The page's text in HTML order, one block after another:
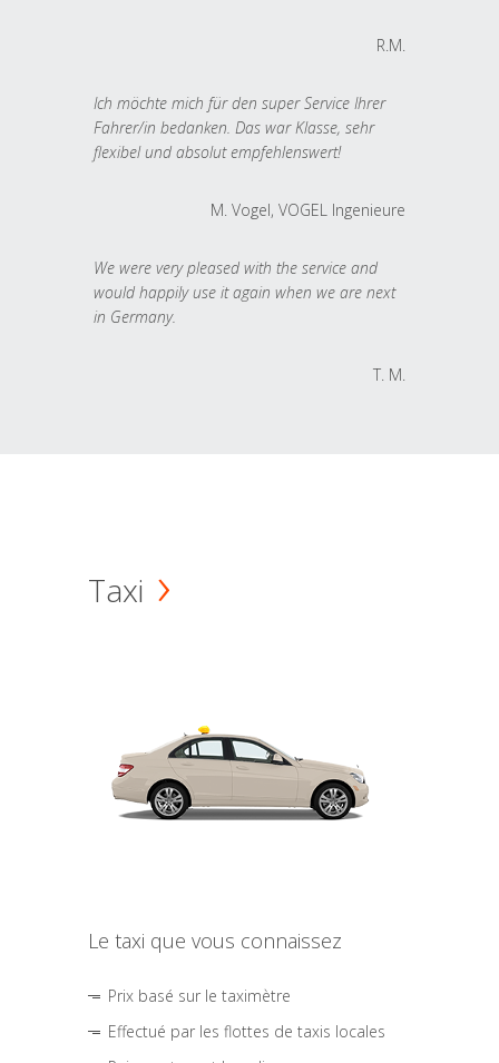
R.M.
Ich möchte mich für den super Service Ihrer
Fahrer/in bedanken. Das war Klasse, sehr
flexibel und absolut empfehlenswert!
M. Vogel, VOGEL Ingenieure
We were very pleased with the service and
would happily use it again when we are next
in Germany.
T. M.
Taxi
Le taxi que vous connaissez
Prix basé sur le taximètre
Effectué par les flottes de taxis locales